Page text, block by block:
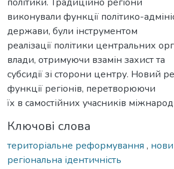
виконували функції політико-
держави, були інструментом
реалізації політики центральних
влади, отримуючи взамін захист та
субсидії зі сторони центру. Новий
функції регіонів, перетворюючи
їх в самостійних учасників
Ключові слова
територіальне реформування ,
регіональна ідентичність